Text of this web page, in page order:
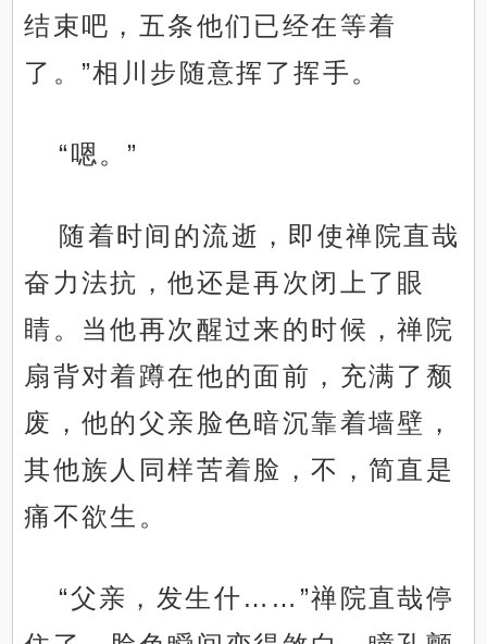
结束吧，五条他们已经在等着
了。”相川步随意挥了挥手。
“嗯。”
随着时间的流逝，即使禅院直哉
奋力法抗，他还是再次闭上了眼
睛。当他再次醒过来的时候，禅院
扇背对着蹲在他的面前，充满了颓
废，他的父亲脸色暗沉靠着墙壁，
其他族人同样苦着脸，不，简直是
痛不欲生。
“父亲，发生什……”禅院直哉停